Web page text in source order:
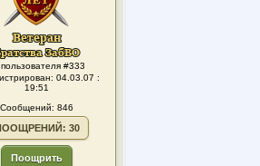
пользователя #333
04.03.07 :
19:51
Сообщений: 846
30
Поощрить